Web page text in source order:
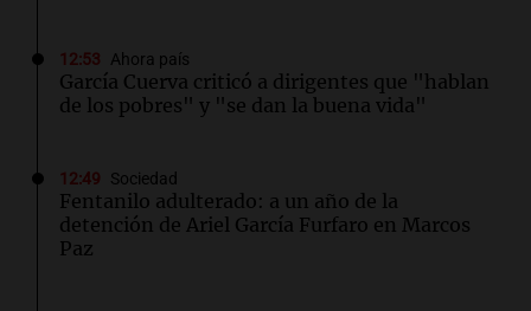
12:53 Ahora país
García Cuerva criticó a dirigentes que "hablan
de los pobres" y "se dan la buena vida"
12:49 Sociedad
Fentanilo adulterado: a un año de la
detención de Ariel García Furfaro en Marcos
Paz